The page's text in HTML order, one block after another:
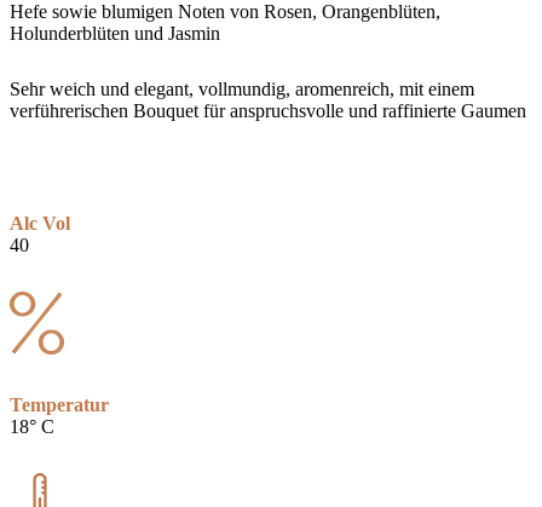
Hefe sowie blumigen Noten von Rosen, Orangenblüten,
Holunderblüten und Jasmin
Sehr weich und elegant, vollmundig, aromenreich, mit einem
verführerischen Bouquet für anspruchsvolle und raffinierte Gaumen
Alc Vol
40
Temperatur
18° C